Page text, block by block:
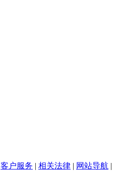
客户服务 | 相关法律 | 网站导航 |